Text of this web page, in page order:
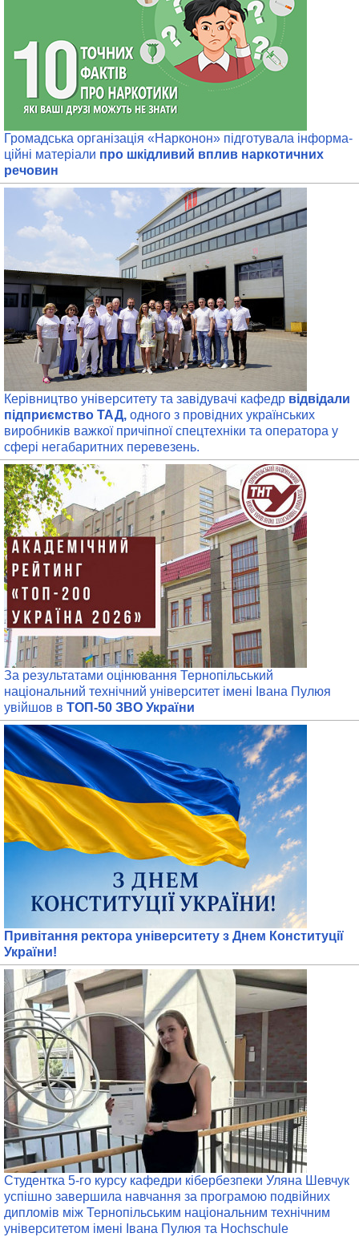
Громадська організація «Нарконон» підготувала інформа­
ційні матеріали про шкідливий вплив наркотичних
речовин
Керівництво університету та завідувачі кафедр відвідали
підприємство ТАД, одного з провідних українських
виробників важкої причіпної спецтехніки та оператора у
сфері негабаритних перевезень.
За результатами оцінювання Тернопільський
національний технічний університет імені Івана Пулюя
увійшов в ТОП-50 ЗВО України
Привітання ректора університету з Днем Конституції
України!
Студентка 5-го курсу кафедри кібербезпеки Уляна Шевчук
успішно завершила навчання за програмою подвійних
дипломів між Тернопільським національним технічним
університетом імені Івана Пулюя та Hochschule